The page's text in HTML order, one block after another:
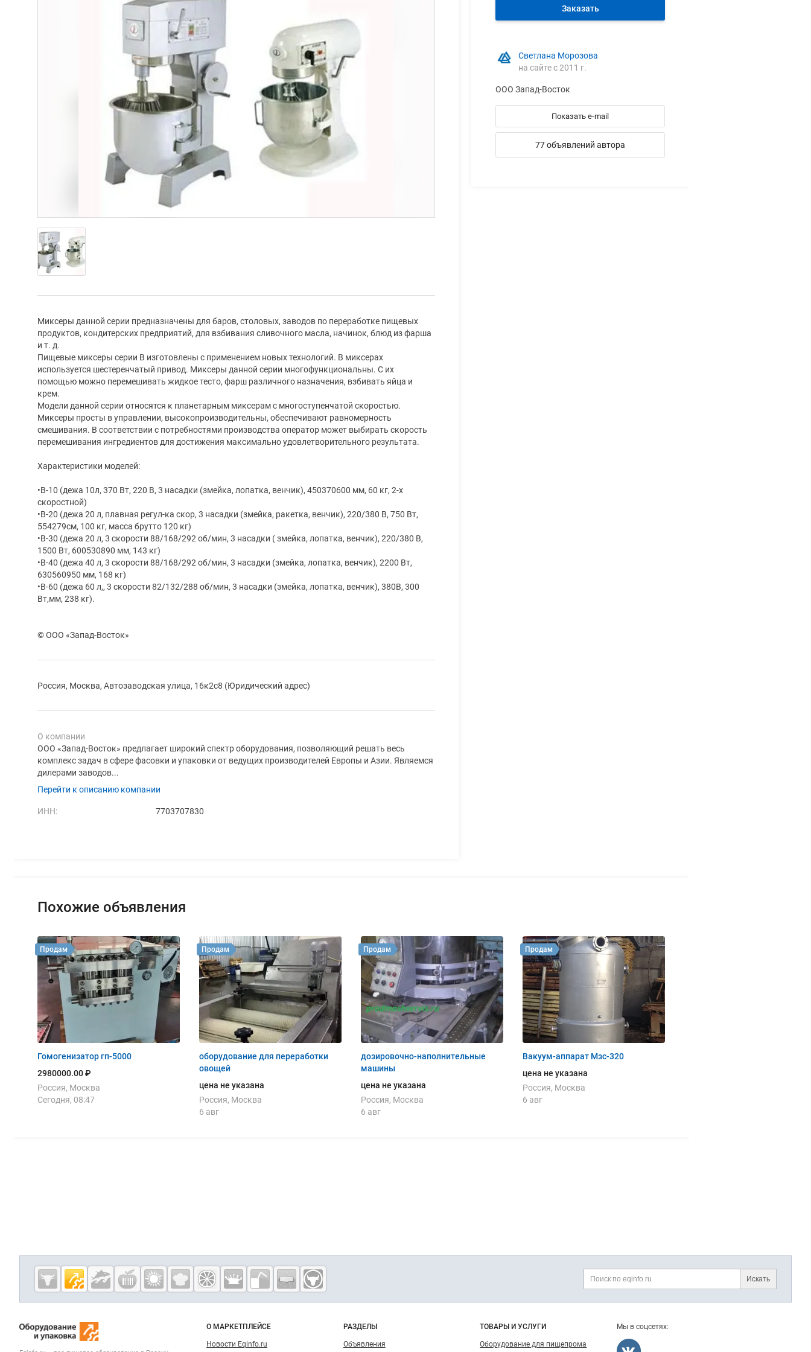
Миксеры данной серии предназначены для баров, столовых, заводов по переработке пищевых
продуктов, кондитерских предприятий, для взбивания сливочного масла, начинок, блюд из фарша
и т. д.
Пищевые миксеры серии В изготовлены с применением новых технологий. В миксерах
используется шестеренчатый привод. Миксеры данной серии многофункциональны. С их
помощью можно перемешивать жидкое тесто, фарш различного назначения, взбивать яйца и
крем.
Модели данной серии относятся к планетарным миксерам с многоступенчатой скоростью.
Миксеры просты в управлении, высокопроизводительны, обеспечивают равномерность
смешивания. В соответствии с потребностями производства оператор может выбирать скорость
перемешивания ингредиентов для достижения максимально удовлетворительного результата.
Характеристики моделей:
•В-10 (дежа 10л, 370 Вт, 220 В, 3 насадки (змейка, лопатка, венчик), 450370600 мм, 60 кг, 2-х
скоростной)
•В-20 (дежа 20 л, плавная регул-ка скор, 3 насадки (змейка, ракетка, венчик), 220/380 В, 750 Вт,
554279см, 100 кг, масса брутто 120 кг)
•B-30 (дежа 20 л, 3 скорости 88/168/292 об/мин, 3 насадки ( змейка, лопатка, венчик), 220/380 В,
1500 Вт, 600530890 мм, 143 кг)
•B-40 (дежа 40 л, 3 скорости 88/168/292 об/мин, 3 насадки (змейка, лопатка, венчик), 2200 Вт,
630560950 мм, 168 кг)
•B-60 (дежа 60 л,, 3 скорости 82/132/288 об/мин, 3 насадки (змейка, лопатка, венчик), 380В, 300
Вт,мм, 238 кг).
© ООО «Запад-Восток»
Россия, Москва, Автозаводская улица, 16к2с8 (Юридический адрес)
О компании
ООО «Запад-Восток» предлагает широкий спектр оборудования, позволяющий решать весь
комплекс задач в сфере фасовки и упаковки от ведущих производителей Европы и Азии. Являемся
дилерами заводов...
Перейти к описанию компании
ИНН: 7703707830
Заказать
Светлана Морозова
на сайте с 2011 г.
ООО Запад-Восток
Показать e-mail
77 объявлений автора
Похожие объявления
Гомогенизатор гп-5000
2980000.00 ₽
Россия, Москва
Сегодня, 08:47
Продам
оборудование для переработки
овощей
цена не указана
Россия, Москва
6 авг
Продам
дозировочно-наполнительные
машины
цена не указана
Россия, Москва
6 авг
Продам
Вакуум-аппарат Мзс-320
цена не указана
Россия, Москва
6 авг
Продам
Дополнительная информация
Искать
Cсылки на полезные проекты
Eqinfo.ru —
пищевое
и упаковка
Важные разделы и контакты Навигация по сайту
О МАРКЕТПЛЕЙСЕ
Новости Eqinfo.ru
РАЗДЕЛЫ
Объявления
ТОВАРЫ И УСЛУГИ
Оборудование для пищепрома
Мы в соцсетях: